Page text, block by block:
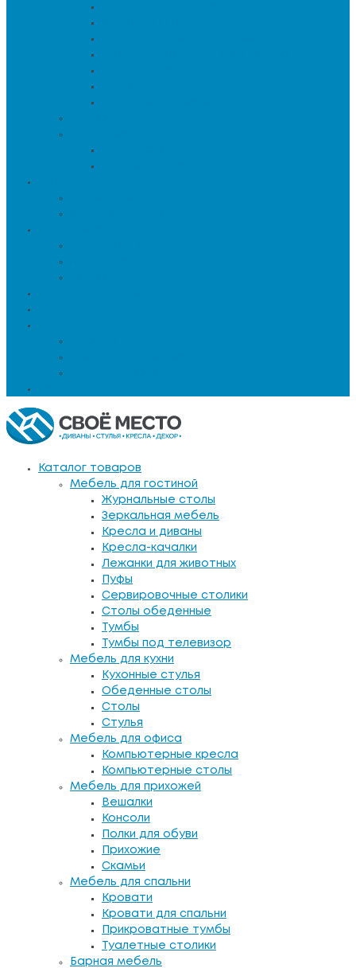
Каталог товаров
Мебель для гостиной
Журнальные столы
Зеркальная мебель
Кресла и диваны
Кресла-качалки
Лежанки для животных
Пуфы
Сервировочные столики
Столы обеденные
Тумбы
Тумбы под телевизор
Мебель для кухни
Кухонные стулья
Обеденные столы
Столы
Стулья
Мебель для офиса
Компьютерные кресла
Компьютерные столы
Мебель для прихожей
Вешалки
Консоли
Полки для обуви
Прихожие
Скамьи
Мебель для спальни
Кровати
Кровати для спальни
Прикроватные тумбы
Туалетные столики
Барная мебель